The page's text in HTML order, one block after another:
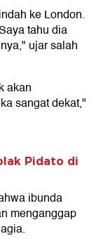
ke London.
tahu dia
ujar salah
akan
sangat dekat,"
Pidato di
ibunda
menganggap